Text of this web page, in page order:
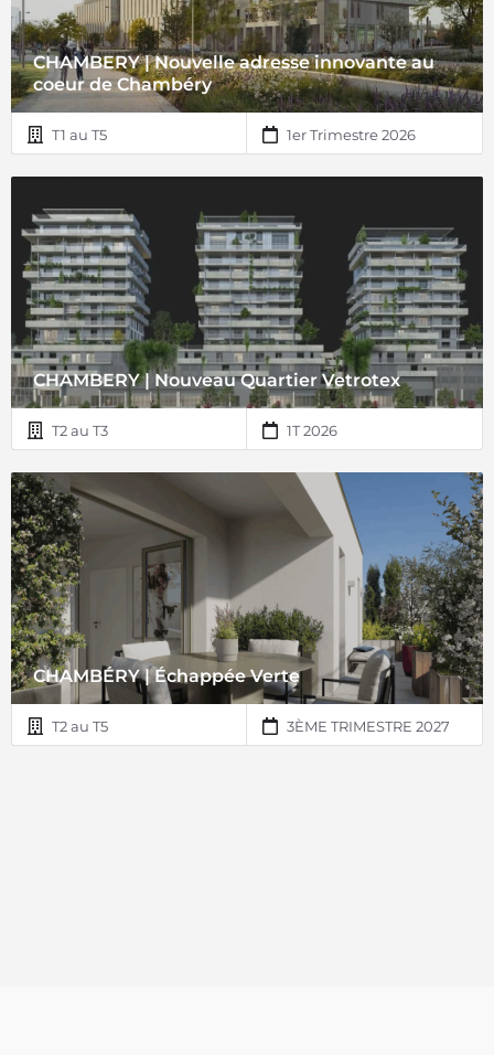
CHAMBERY | Nouvelle adresse innovante au
coeur de Chambéry
T1 au T5 1er Trimestre 2026
CHAMBERY | Nouveau Quartier Vetrotex
T2 au T3 1T 2026
CHAMBÉRY | Échappée Verte
T2 au T5 3ÈME TRIMESTRE 2027